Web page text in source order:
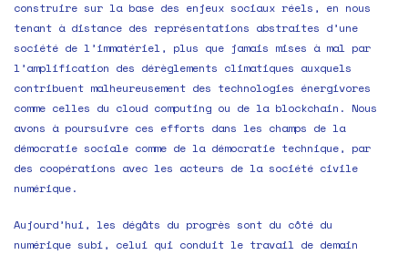
construire sur la base des enjeux sociaux réels, en nous
tenant à distance des représentations abstraites d’une
société de l’immatériel, plus que jamais mises à mal par
l’amplification des dérèglements climatiques auxquels
contribuent malheureusement des technologies énergivores
comme celles du cloud computing ou de la blockchain. Nous
avons à poursuivre ces efforts dans les champs de la
démocratie sociale comme de la démocratie technique, par
des coopérations avec les acteurs de la société civile
numérique.
Aujourd’hui, les dégâts du progrès sont du côté du
numérique subi, celui qui conduit le travail de demain